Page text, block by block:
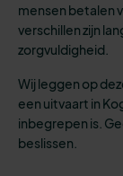
mensen betalen
verschillen zijn
zorgvuldigheid.
Wij leggen op
een uitvaart in
inbegrepen is.
beslissen.